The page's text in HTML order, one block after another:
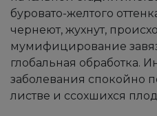
буровато-желтого
чернеют, жухнут,
мумифицирование
глобальная обработка.
заболевания спокойно
листве и ссохшихся